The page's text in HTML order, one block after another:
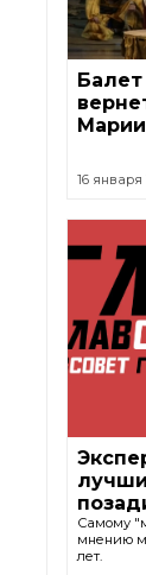
16 января
Самому
мнению
лет.